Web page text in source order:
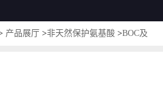
产品展厅 >非天然保护氨基酸 >BOC及